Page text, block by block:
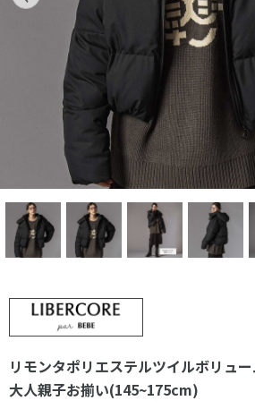
リモンタポリエステルツイルボリュ
大人親子お揃い(145~175cm)